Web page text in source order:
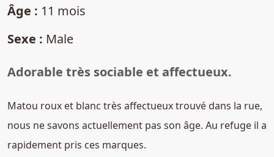
Âge : 11 mois
Sexe : Male
Adorable très sociable et affectueux.
Matou roux et blanc très affectueux trouvé dans la rue,
nous ne savons actuellement pas son âge. Au refuge il a
rapidement pris ces marques.